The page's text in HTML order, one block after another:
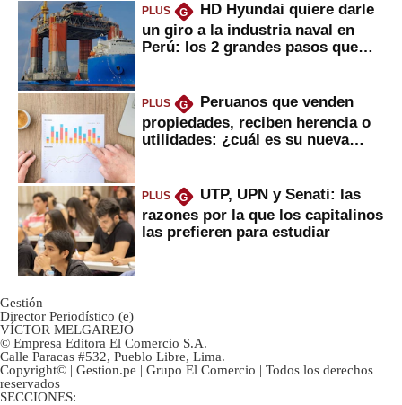
PLUS G
HD Hyundai quiere darle
un giro a la industria naval en
Perú: los 2 grandes pasos que
PLUS G
Peruanos que venden
propiedades, reciben herencia o
utilidades: ¿cuál es su nueva
PLUS G
UTP, UPN y Senati: las
razones por la que los capitalinos
las prefieren para estudiar
Gestión
Director Periodístico (e)
VÍCTOR MELGAREJO
© Empresa Editora El Comercio S.A.
Calle Paracas #532, Pueblo Libre, Lima.
Copyright© | Gestion.pe | Grupo El Comercio | Todos los derechos
reservados
SECCIONES: